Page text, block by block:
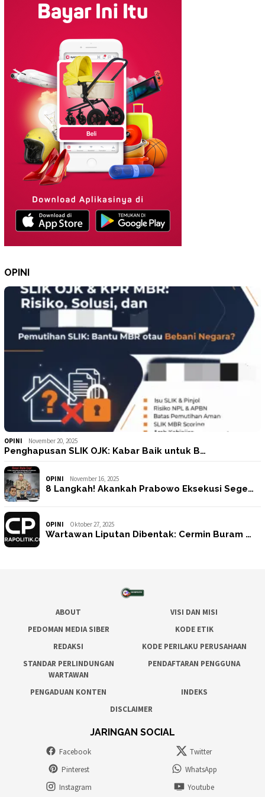
OPINI
OPINI November 20, 2025
Penghapusan SLIK OJK: Kabar Baik untuk B…
OPINI November 16, 2025
8 Langkah! Akankah Prabowo Eksekusi Sege…
OPINI Oktober 27, 2025
Wartawan Liputan Dibentak: Cermin Buram …
ABOUT
VISI DAN MISI
PEDOMAN MEDIA SIBER
KODE ETIK
REDAKSI
KODE PERILAKU PERUSAHAAN
STANDAR PERLINDUNGAN
WARTAWAN
PENDAFTARAN PENGGUNA
PENGADUAN KONTEN
INDEKS
DISCLAIMER
JARINGAN SOCIAL
Facebook
Twitter
Pinterest
WhatsApp
Instagram
Youtube